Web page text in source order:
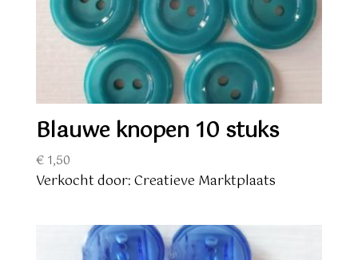
Blauwe knopen 10 stuks
€1,50
Verkocht door: Creatieve Marktplaats